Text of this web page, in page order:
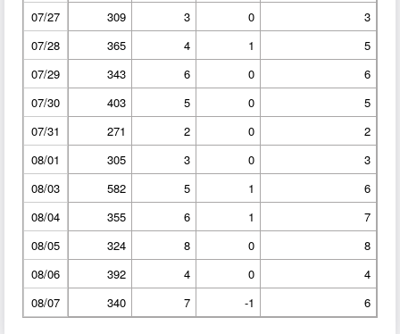
07/27
309 3 0
3
07/28
365 4 1
5
07/29
343 6 0
6
07/30
403 5 0
5
07/31
271 2 0
2
08/01
305 3 0
3
08/03
582 5 1
6
08/04
355 6 1
7
08/05
324 8 0
8
08/06
392 4 0
4
08/07
340 7 -1 6